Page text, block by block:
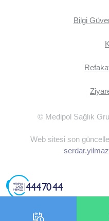
Bilgi
© Medipol Sağlık
Web sitesi son